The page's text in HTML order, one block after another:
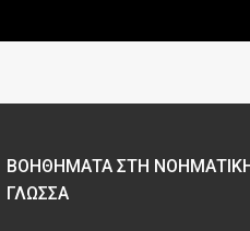
ΒΟΗΘΗΜΑΤΑ ΣΤΗ ΝΟΗΜΑΤΙΚΗ
ΓΛΩΣΣΑ